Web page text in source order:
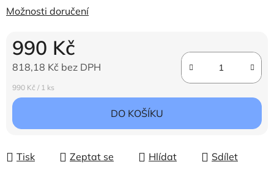
Možnosti doručení
990 Kč
818,18 Kč bez DPH
Měrná cena:
990 Kč / 1 ks
DO KOŠÍKU
Tisk Zeptat se Hlídat Sdílet